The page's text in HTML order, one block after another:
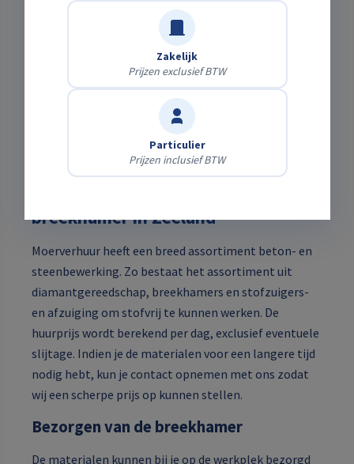
dikke betonnen vloer. Voor elke klus hebben wij de
juiste breekhamer. Alle breekhamers zijn van het
merk Hilti, aan de kwaliteit kan het dus niet liggen.
Verder zijn bij de meeste machines
gebruikshandleidingen toegevoegd, evenals een
instructievideo over het gebruik van de hamer. Deze
gegevens zijn altijd te raadplegen bij het product op
breekhamer in Zeeland
Moerverhuur heeft een breed assortiment beton- en
steenbewerking. Zo bestaat het assortiment uit
diamantgereedschap, breekhamers en stofzuigers-
en afzuiging om stofvrij te kunnen werken. De
huurprijs wordt berekend per dag, exclusief eventuele
slijtage. Indien je de materialen voor een langere tijd
nodig hebt, kun je contact opnemen met ons zodat
wij een scherpe prijs op kunnen stellen.
Bezorgen van de breekhamer
De materialen kunnen bij je op de werkplek bezorgd
Zakelijk
Prijzen exclusief BTW
Particulier
Prijzen inclusief BTW